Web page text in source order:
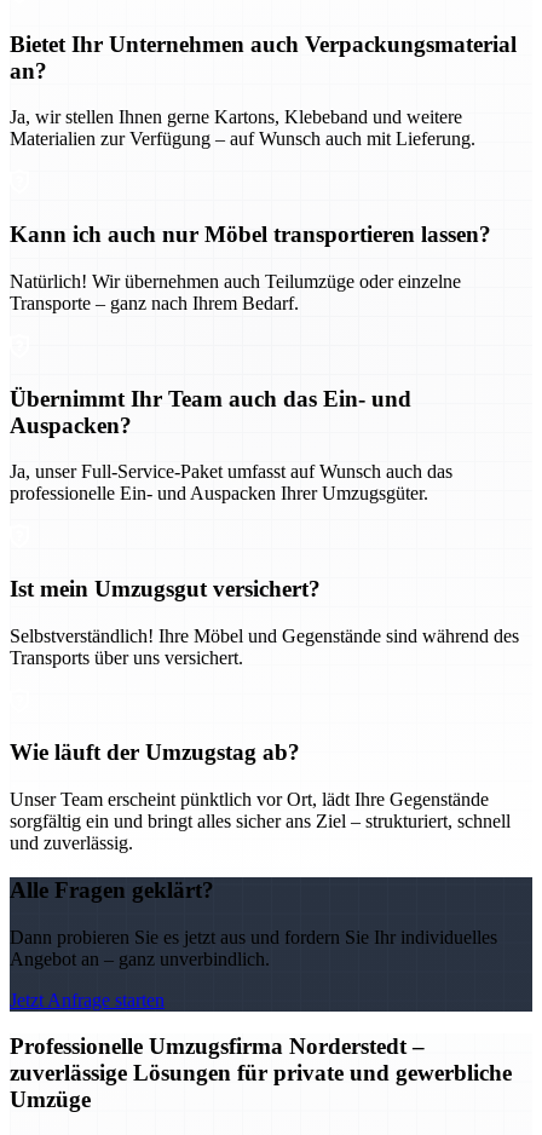
Bietet Ihr Unternehmen auch Verpackungsmaterial
an?
Ja, wir stellen Ihnen gerne Kartons, Klebeband und weitere
Materialien zur Verfügung – auf Wunsch auch mit Lieferung.
Kann ich auch nur Möbel transportieren lassen?
Natürlich! Wir übernehmen auch Teilumzüge oder einzelne
Transporte – ganz nach Ihrem Bedarf.
Übernimmt Ihr Team auch das Ein- und
Auspacken?
Ja, unser Full-Service-Paket umfasst auf Wunsch auch das
professionelle Ein- und Auspacken Ihrer Umzugsgüter.
Ist mein Umzugsgut versichert?
Selbstverständlich! Ihre Möbel und Gegenstände sind während des
Transports über uns versichert.
Wie läuft der Umzugstag ab?
Unser Team erscheint pünktlich vor Ort, lädt Ihre Gegenstände
sorgfältig ein und bringt alles sicher ans Ziel – strukturiert, schnell
und zuverlässig.
Alle Fragen geklärt?
Dann probieren Sie es jetzt aus und fordern Sie Ihr individuelles
Angebot an – ganz unverbindlich.
Jetzt Anfrage starten
Professionelle Umzugsfirma Norderstedt –
zuverlässige Lösungen für private und gewerbliche
Umzüge